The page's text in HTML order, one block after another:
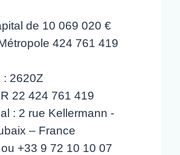
de 10 069 020 €
424 761 419
: 2620Z
22 424 761 419
: 2 rue Kellermann -
– France
+33 9 72 10 10 07